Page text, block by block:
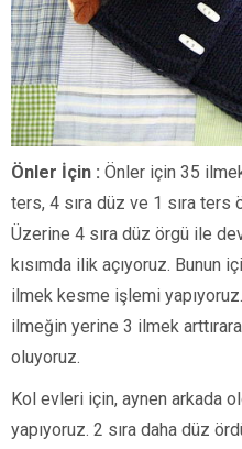
Önler İçin : Önler için 35
ters, 4 sıra düz ve 1 sıra ters
Üzerine 4 sıra düz örgü ile
kısımda ilik açıyoruz. Bunun
ilmek kesme işlemi
ilmeğin yerine 3 ilmek
oluyoruz.
Kol evleri için, aynen arkada
yapıyoruz. 2 sıra daha düz